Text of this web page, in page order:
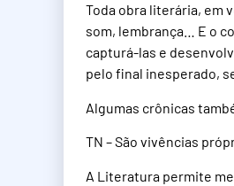
Toda obra literária, em
som, lembrança… E o
capturá-las e
pelo final inesperado,
Algumas crônicas
TN – São vivências
A Literatura permite